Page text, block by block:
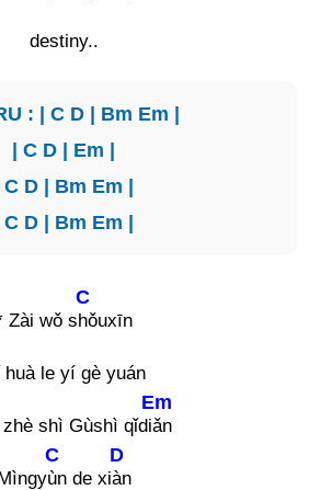
destiny..
: | C D| Bm Em |
| C D | Em |
C D | Bm Em |
C D | Bm Em |
Zài wǒ s
C
hǒuxīn
huà le yí gè yuán
zhè shì Gùshì qǐdi
Em
ǎn
C
ùn de xi
D
àn